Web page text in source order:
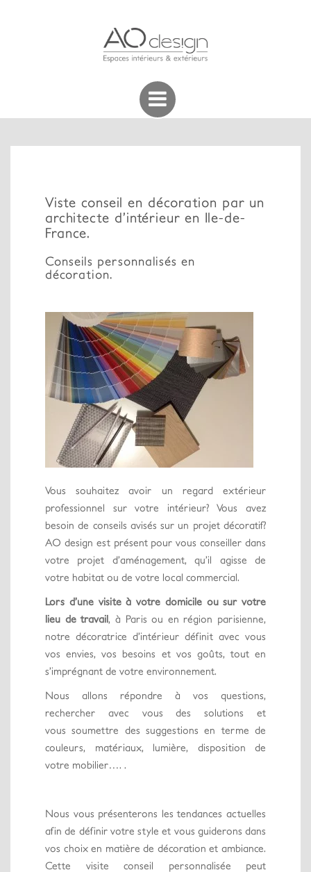
Viste conseil en décoration par un
architecte d’intérieur en Ile-de-
France.
Conseils personnalisés en
décoration.
Vous souhaitez avoir un regard extérieur
professionnel sur votre intérieur? Vous avez
besoin de conseils avisés sur un projet décoratif?
AO design est présent pour vous conseiller dans
votre projet d’aménagement, qu’il agisse de
votre habitat ou de votre local commercial.
Lors d’une visite à votre domicile ou sur votre
lieu de travail, à Paris ou en région parisienne,
notre décoratrice d’intérieur définit avec vous
vos envies, vos besoins et vos goûts, tout en
s’imprégnant de votre environnement.
Nous allons répondre à vos questions,
rechercher avec vous des solutions et
vous soumettre des suggestions en terme de
couleurs, matériaux, lumière, disposition de
votre mobilier…. .
Nous vous présenterons les tendances actuelles
afin de définir votre style et vous guiderons dans
vos choix en matière de décoration et ambiance.
Cette visite conseil personnalisée peut